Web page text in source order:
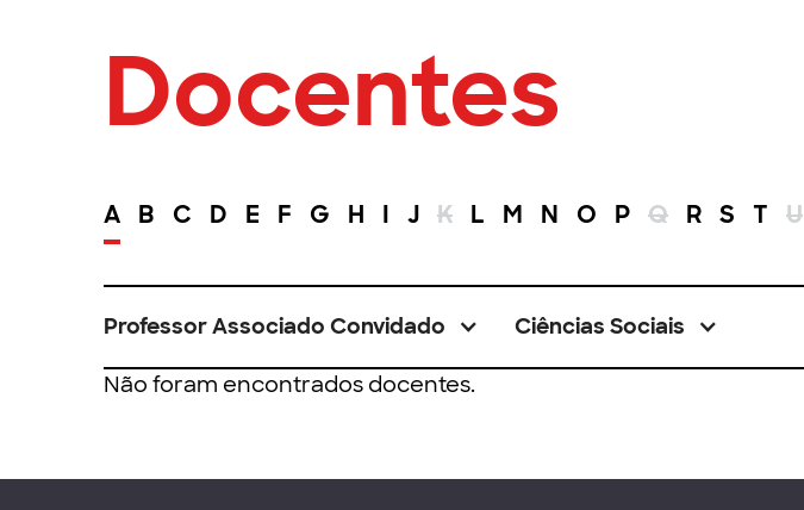
Docentes
A B C D E F G H I J K L M N O P Q R S T U
Professor Associado Convidado Ciências Sociais
Não foram encontrados docentes.